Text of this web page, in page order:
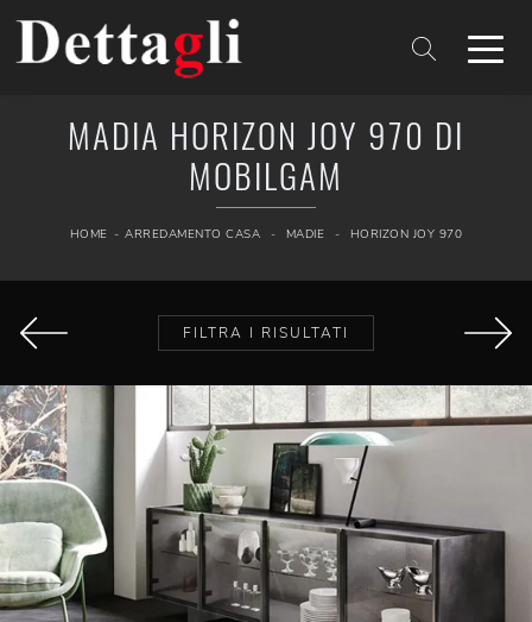
MADIA HORIZON JOY 970 DI
MOBILGAM
HOME - ARREDAMENTO CASA - MADIE - HORIZON JOY 970
FILTRA I RISULTATI